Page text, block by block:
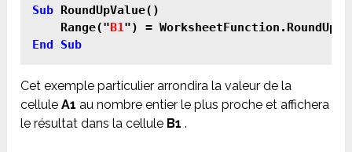
Sub RoundUpValue()
    Range("
B1") =
End Sub
Cet exemple particulier arrondira la valeur de la
celluleA1 au nombre entier le plus proche et affichera
le résultat dans la cellule B1 .